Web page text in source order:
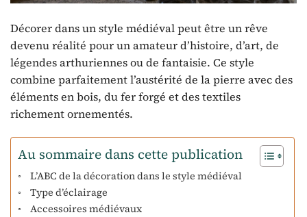
Décorer dans un style médiéval peut être un rêve
devenu réalité pour un amateur d’histoire, d’art, de
légendes arthuriennes ou de fantaisie. Ce style
combine parfaitement l’austérité de la pierre avec des
éléments en bois, du fer forgé et des textiles
richement ornementés.
Au sommaire dans cette publication
L’ABC de la décoration dans le style médiéval
Type d’éclairage
Accessoires médiévaux